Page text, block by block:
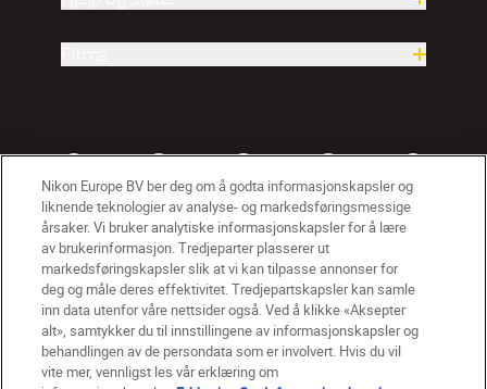
NO Nikon Sites
Kontakt oss Personvernerklæring
Nikon Europe BV ber deg om å godta informasjonskapsler og
liknende teknologier av analyse- og markedsføringsmessige
årsaker. Vi bruker analytiske informasjonskapsler for å lære
av brukerinformasjon. Tredjeparter plasserer ut
markedsføringskapsler slik at vi kan tilpasse annonser for
deg og måle deres effektivitet. Tredjepartskapsler kan samle
inn data utenfor våre nettsider også. Ved å klikke «Aksepter
alt», samtykker du til innstillingene av informasjonskapsler og
behandlingen av de persondata som er involvert. Hvis du vil
vite mer, vennligst les vår erklæring om